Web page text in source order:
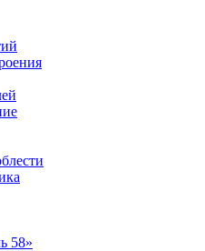
58»